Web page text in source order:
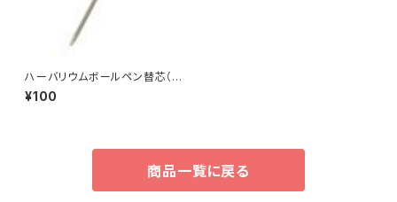
ハーバリウムボールペン替芯（１
本）
¥100
商品一覧に戻る